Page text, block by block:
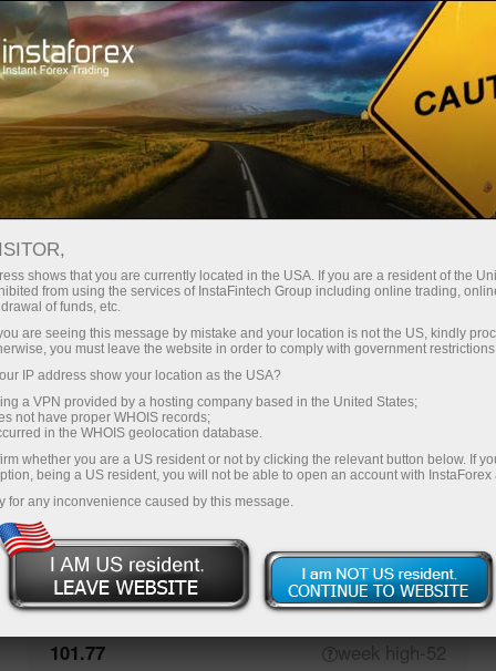
للمتداولين ظروف التداول أدوات التداول #USDX
USDX
99.69
(
%)
06 Aug 2026 02:19
Buy
Sell
99.63
100%
Traders' feedback
0%
Closing
99.83
Maximumprice
99.66
52-week
high
101.77
shows that you are currently located in the USA. If you are a resident of the
from using the services of InstaFintech Group including online trading,
of funds, etc.
are seeing this message by mistake and your location is not the US, kindly
you must leave the website in order to comply with government
IP address show your location as the USA?
a VPN provided by a hosting company based in the United States;
not have proper WHOIS records;
in the WHOIS geolocation database.
whether you are a US resident or not by clicking the relevant button below. If
being a US resident, you will not be able to open an account with InstaForex
for any inconvenience caused by this message.